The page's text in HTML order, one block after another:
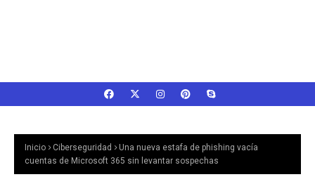
Inicio Ciberseguridad
Una nueva estafa de phishing vacía
cuentas de Microsoft 365 sin levantar sospechas